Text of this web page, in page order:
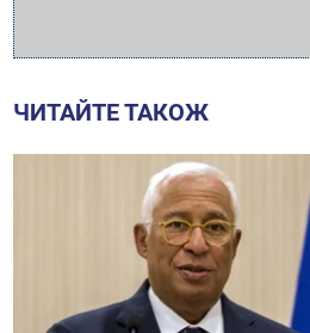
ЧИТАЙТЕ ТАКОЖ